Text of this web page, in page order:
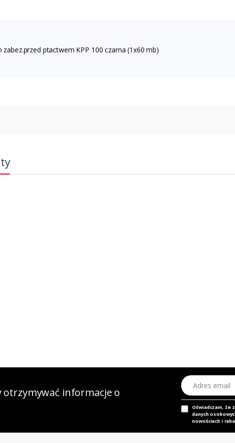
zabez.przed ptactwem KPP 100 czarna (1x60 mb)
otrzymywać informacje o
Adres email
Oświadczam, że
danych
nowościach i